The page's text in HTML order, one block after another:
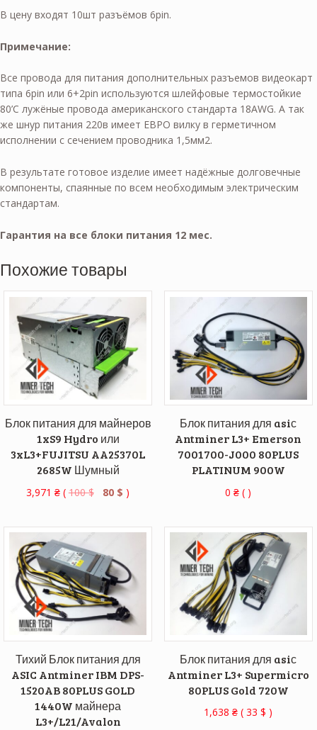
В цену входят 10шт разъёмов 6pin.
Примечание:
Все провода для питания дополнительных разъемов видеокарт
типа 6pin или 6+2pin используются шлейфовые термостойкие
80’С лужёные провода американского стандарта 18AWG. А так
же шнур питания 220в имеет ЕВРО вилку в герметичном
исполнении с сечением проводника 1,5мм2.
В результате готовое изделие имеет надёжные долговечные
компоненты, спаянные по всем необходимым электрическим
стандартам.
Гарантия на все блоки питания 12 мес.
Похожие товары
Блок питания для майнеров
1xS9 Hydro или
3xL3+FUJITSU AA25370L
2685W Шумный
3,971 ₴(100$ 80 $ )
Блок питания для asiс
Antminer L3+ Emerson
7001700-J000 80PLUS
PLATINUM 900W
0₴ ( )
Тихий Блок питания для
ASIC Antminer IBM DPS-
1520AB 80PLUS GOLD
1440W майнера
L3+/L21/Avalon
Блок питания для asiс
Antminer L3+ Supermicro
80PLUS Gold 720W
1,638₴ (33$ )